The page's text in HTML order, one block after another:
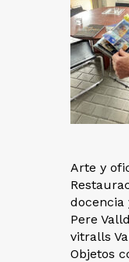
Arte y
docencia
Pere
vitralls
Objetos